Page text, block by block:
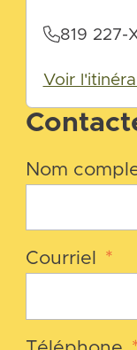
Nom
Courriel *
819 227-
Voir